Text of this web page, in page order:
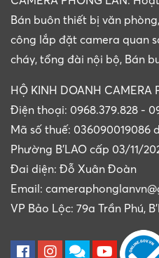
Bán buôn thiết bị văn
công lắp đặt camera quan
cháy, tổng đài nội bộ, Bán
HỘ KINH DOANH CAMERA
Điện thoại: 0968.379.828 -
Mã số thuế: 036090019086
Phường B'LAO cấp 03/11/
Đai diện: Đỗ Xuân Đoàn
Email:
VP Bảo Lộc: 79a Trần Phú,